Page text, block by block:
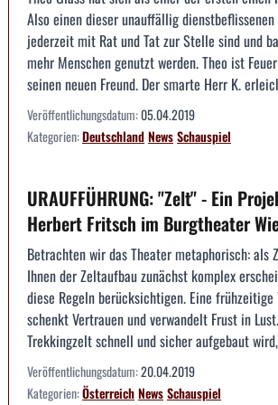
Also einen dieser unauffällig
jederzeit mit Rat und Tat zur Stelle sind und
mehr Menschen genutzt werden. Theo ist
seinen neuen Freund. Der smarte Herr K.
Veröffentlichungsdatum:05.04.2019
Kategorien:DeutschlandNewsSchauspiel
URAUFFÜHRUNG: "Zelt" - Ein
Herbert Fritsch im Burgtheater
Betrachten wir das Theater metaphorisch: als
Ihnen der Zeltaufbau zunächst komplex
diese Regeln berücksichtigen. Eine
schenkt Vertrauen und verwandelt Frust in
Trekkingzelt schnell und sicher aufgebaut
Veröffentlichungsdatum:20.04.2019
Kategorien:ÖsterreichNewsSchauspiel